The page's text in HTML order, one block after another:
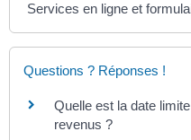
Services en ligne et
Questions ? Réponses !
Quelle est la date
revenus ?